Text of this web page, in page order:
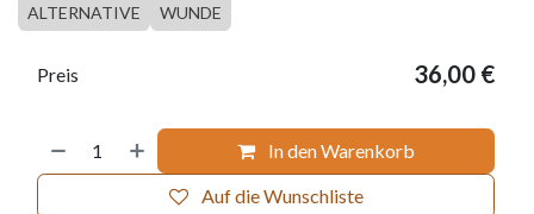
ALTERNATIVE
WUNDE
In den Warenkorb
Auf die Wunschliste
Preis 36,00 €